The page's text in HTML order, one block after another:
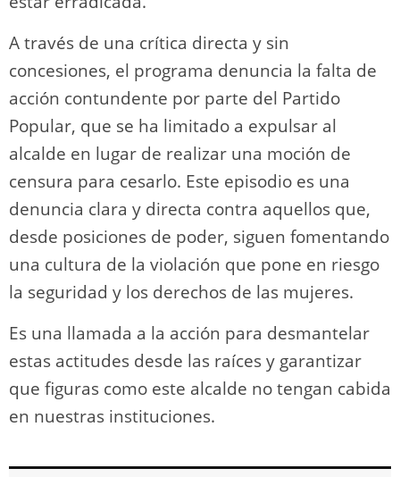
A través de una crítica directa y sin
concesiones, el programa denuncia la falta de
acción contundente por parte del Partido
Popular, que se ha limitado a expulsar al
alcalde en lugar de realizar una moción de
censura para cesarlo. Este episodio es una
denuncia clara y directa contra aquellos que,
desde posiciones de poder, siguen fomentando
una cultura de la violación que pone en riesgo
la seguridad y los derechos de las mujeres.
Es una llamada a la acción para desmantelar
estas actitudes desde las raíces y garantizar
que figuras como este alcalde no tengan cabida
en nuestras instituciones.